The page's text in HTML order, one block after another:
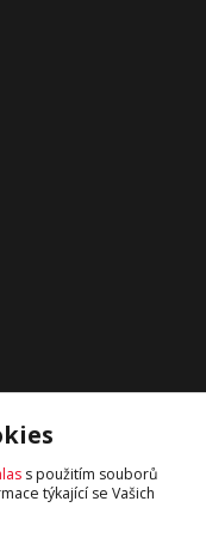
s použitím souborů
týkající se Vašich